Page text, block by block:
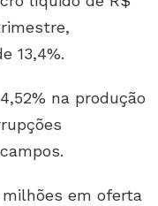
13,4%.
na produção
milhões em oferta